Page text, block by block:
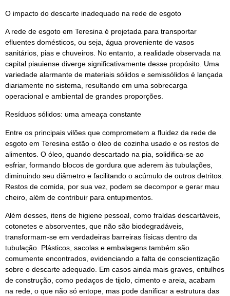
O impacto do descarte inadequado na rede de esgoto
A rede de esgoto em Teresina é projetada para transportar
efluentes domésticos, ou seja, água proveniente de vasos
sanitários, pias e chuveiros. No entanto, a realidade observada na
capital piauiense diverge significativamente desse propósito. Uma
variedade alarmante de materiais sólidos e semissólidos é lançada
diariamente no sistema, resultando em uma sobrecarga
operacional e ambiental de grandes proporções.
Resíduos sólidos: uma ameaça constante
Entre os principais vilões que comprometem a fluidez da rede de
esgoto em Teresina estão o óleo de cozinha usado e os restos de
alimentos. O óleo, quando descartado na pia, solidifica-se ao
esfriar, formando blocos de gordura que aderem às tubulações,
diminuindo seu diâmetro e facilitando o acúmulo de outros detritos.
Restos de comida, por sua vez, podem se decompor e gerar mau
cheiro, além de contribuir para entupimentos.
Além desses, itens de higiene pessoal, como fraldas descartáveis,
cotonetes e absorventes, que não são biodegradáveis,
transformam-se em verdadeiras barreiras físicas dentro da
tubulação. Plásticos, sacolas e embalagens também são
comumente encontrados, evidenciando a falta de conscientização
sobre o descarte adequado. Em casos ainda mais graves, entulhos
de construção, como pedaços de tijolo, cimento e areia, acabam
na rede, o que não só entope, mas pode danificar a estrutura das